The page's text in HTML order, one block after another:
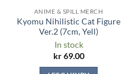
ANIME & SPILL MERCH
Kyomu Nihilistic Cat Figure
Ver.2 (7cm, Yell)
In stock
kr69.00